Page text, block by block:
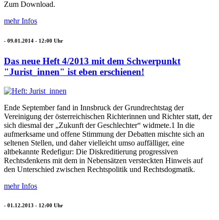
Zum Download.
mehr Infos
- 09.01.2014 - 12:00 Uhr
Das neue Heft 4/2013 mit dem Schwerpunkt
"Jurist_innen" ist eben erschienen!
Ende September fand in Innsbruck der Grundrechtstag der
Vereinigung der österreichischen Richterinnen und Richter statt, der
sich diesmal der „Zukunft der Geschlechter“ widmete.1 In die
aufmerksame und offene Stimmung der Debatten mischte sich an
seltenen Stellen, und daher vielleicht umso auffälliger, eine
altbekannte Redefigur: Die Diskreditierung progressiven
Rechtsdenkens mit dem in Nebensätzen versteckten Hinweis auf
den Unterschied zwischen Rechtspolitik und Rechtsdogmatik.
mehr Infos
- 01.12.2013 - 12:00 Uhr